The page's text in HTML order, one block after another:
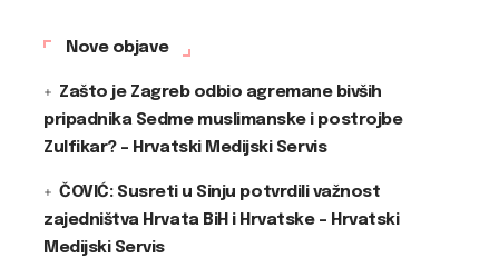
Nove objave
Zašto je Zagreb odbio agremane bivših
pripadnika Sedme muslimanske i postrojbe
Zulfikar? – Hrvatski Medijski Servis
ČOVIĆ: Susreti u Sinju potvrdili važnost
zajedništva Hrvata BiH i Hrvatske – Hrvatski
Medijski Servis